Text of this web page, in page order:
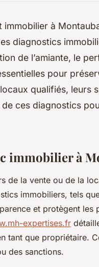
à
diagnostics
de l’amiante, le
pour
qualifiés, leurs
ces diagnostics
immobilier à
de la vente ou de la
immobiliers, tels
et protègent les
expertises.fr
tant que propriétaire.
des sanctions.